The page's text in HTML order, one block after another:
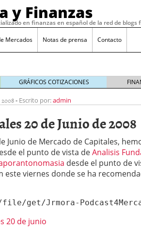
y Finanzas
en finanzas en español de la red de blogs
Mercados Notas de prensa Contacto
del jueves 6 de Octubre de 2011 con
6, 2011
del martes 4 de Octubre de 2011 con
y Weinstein octubre 3, 2011
del viernes 30 de Septiembre de 2011
y Los Mercados Financieros
GRÁFICOS COTIZACIONES
- Escrito por:admin
20 de Junio de 2008
Junio de Mercado de Capitales,
el punto de vista deAnalisis
desde el punto de
viernes donde se ha
Jrmora-
20 de junio